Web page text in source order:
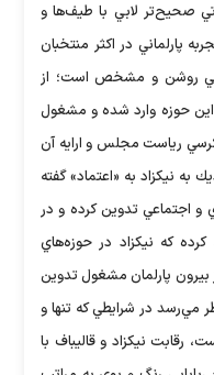
صحيح‌تر لابي با طيف‌ها و
پارلماني در اكثر منتخبان
روشن و مشخص است؛ از
اين حوزه وارد شده و مشغول
رياست مجلس و ارايه آن
به نيكزاد به «اعتماد» گفته
و اجتماعي تدوين كرده و در
كه نيكزاد در حوزه‌هاي
بيرون پارلمان مشغول تدوين
مي‌رسد در شرايطي كه تنها و
رقابت نيكزاد و قاليباف با